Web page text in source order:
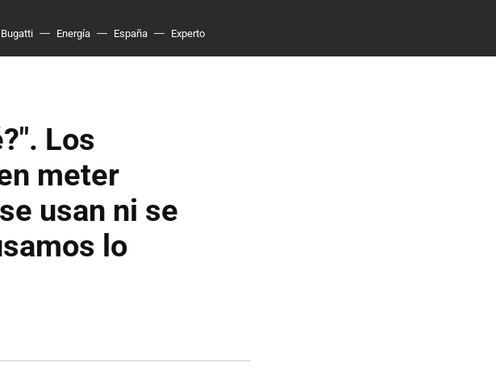
Bugatti Energía España Experto
Los
meter
usan ni se
lo